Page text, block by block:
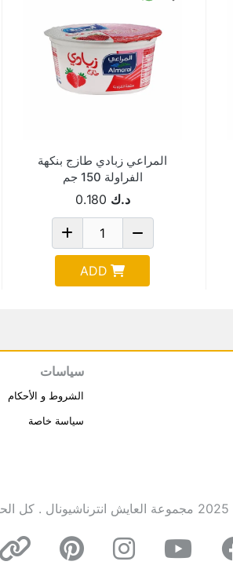
المراعي زبادي طازج بنكهة
الفراولة 150 جم
د.ك 0.180
ADD
سياسات
الشروط و الأحكام
سياسة خاصة